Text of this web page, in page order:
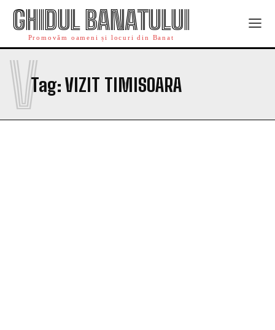
GHIDUL BANATULUI
Promovăm oameni și locuri din Banat
Tag:VIZIT TIMISOARA
V